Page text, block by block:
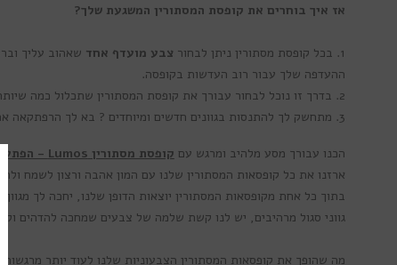
אז איך בוחרים את קופסת המסתורין המשגעת שלך?
1. בכל קופסת מסתורין ניתן לבחור צבע מועדף אחד שאהוב עליך
ההעדפה שלך עבור רוב העדשות בקופסה.
2. בדרך זו נוכל לבחור עבורך את קופסת המסתורין שתכלול כמה שיותר צבעים שיהיו אהובים עליך
3. מתחשק לך להתנסות בגוונים חדשים ומיוחדים ? בא לך הרפתקאה אמיתית ? אפשר גם לא להשתמש באפשרויות אלו ואנחנו נשלח לך חבילה אקראית לחלוטין!
הכנו עבורך מסע מלהיב ומרגש עם קופסת מסתורין Lumos - הפתעה זוהרת
ארזנו את כל קופסאות המסתורין שלנו עם המון אהבה ורצון לשמח
גווני סגול מרהיבים, יש לנו קשת שלמה של צבעים שמחכה להדהים
מה שהופך את קופסאות המסתורין הצבעוניות שלנו לעוד יותר מרגשות